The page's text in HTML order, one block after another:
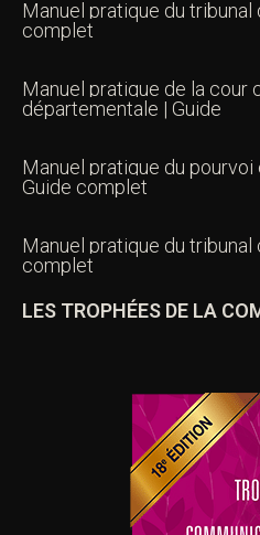
Manuel pratique du tribunal
complet
Manuel pratique de la cour
départementale | Guide
Manuel pratique du
Guide complet
Manuel pratique du
complet
LES TROPHÉES DE LA